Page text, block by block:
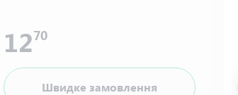
1270
Швидке замовлення